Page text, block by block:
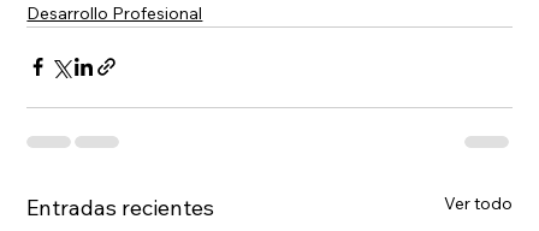
Desarrollo Profesional
Entradas recientes Ver todo